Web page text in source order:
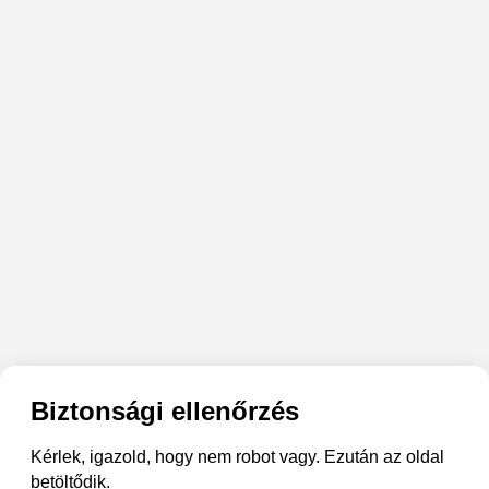
Biztonsági ellenőrzés
Kérlek, igazold, hogy nem robot vagy. Ezután az oldal
betöltődik.